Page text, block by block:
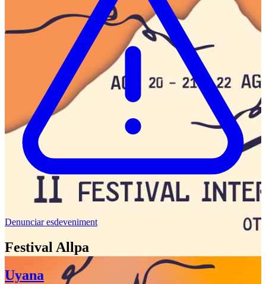
Denunciar esdeveniment
Festival Allpa
Uyana